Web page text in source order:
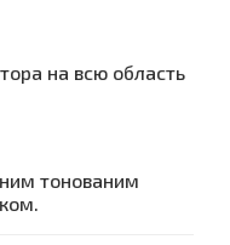
на всю область
тонованим